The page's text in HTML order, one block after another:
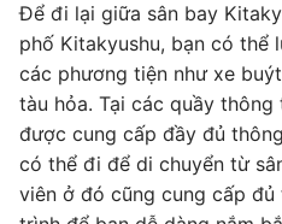
Để đi lại giữa sân bay
phố Kitakyushu, bạn có thể
các phương tiện như xe
tàu hỏa. Tại các quầy thông
được cung cấp đầy đủ
có thể đi để di chuyển từ
viên ở đó cũng cung cấp